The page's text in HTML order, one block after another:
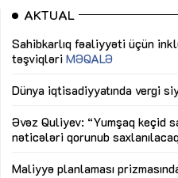
AKTUAL
Sahibkarlıq fəaliyyəti üçün
təşviqləri MƏQALƏ
Dünya iqtisadiyyatında vergi
Əvəz Quliyev: “Yumşaq keçid
nəticələri qorunub
Maliyyə planlaması